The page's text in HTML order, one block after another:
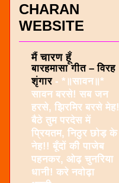
CHARAN
WEBSITE
मैं चारण हूँ
बारहमासा गीत – विरह
शृंगार - *॥सावन॥*
सावन बरसे! सब जन
हरसे, झिरमिर बरसे मेह!
बैठे तुम परदेस में
प्रियतम, निठुर छोड़ के
नेह!! बूँदों की पाजेब
पहनकर, ओढ़ चुनरिया
धानी! करे नवोढ़ा